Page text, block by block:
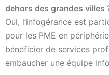
dehors des grandes villes
Oui, l’infogérance est
pour les PME en
bénéficier de services
embaucher une équipe